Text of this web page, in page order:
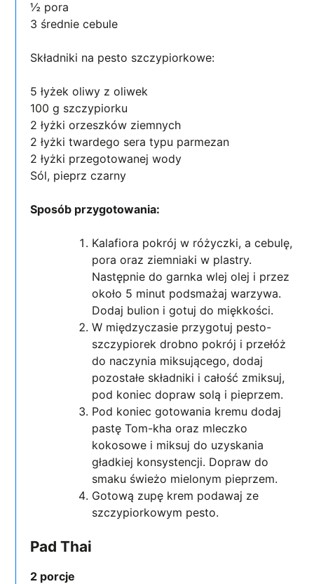
½ pora
3 średnie cebule
Składniki na pesto szczypiorkowe:
5 łyżek oliwy z oliwek
100 g szczypiorku
2 łyżki orzeszków ziemnych
2 łyżki twardego sera typu parmezan
2 łyżki przegotowanej wody
Sól, pieprz czarny
Sposób przygotowania:
Kalafiora pokrój w różyczki, a cebulę,
pora oraz ziemniaki w plastry.
Następnie do garnka wlej olej i przez
około 5 minut podsmażaj warzywa.
Dodaj bulion i gotuj do miękkości.
W międzyczasie przygotuj pesto-
szczypiorek drobno pokrój i przełóż
do naczynia miksującego, dodaj
pozostałe składniki i całość zmiksuj,
pod koniec dopraw solą i pieprzem.
Pod koniec gotowania kremu dodaj
pastę Tom-kha oraz mleczko
kokosowe i miksuj do uzyskania
gładkiej konsystencji. Dopraw do
smaku świeżo mielonym pieprzem.
Gotową zupę krem podawaj ze
szczypiorkowym pesto.
Pad Thai
2 porcje